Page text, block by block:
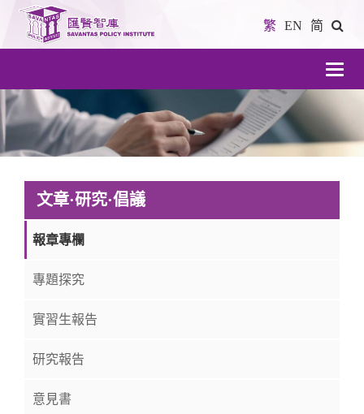
繁 EN 简
導
航
文章·研究·倡議
報章專欄
專題探究
實習生報告
研究報告
意見書